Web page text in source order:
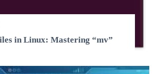
in Linux: Mastering “mv”